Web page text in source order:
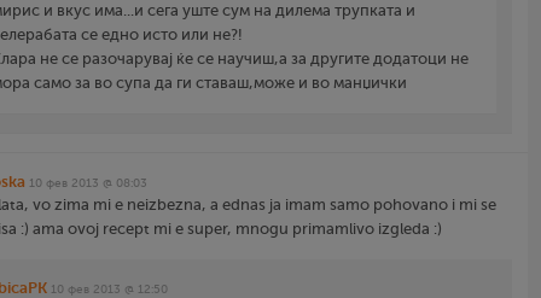
и вкус има...и сега уште сум на дилема трупката и
се едно исто или не?!
не се разочарувај ќе се научиш,а за другите додатоци не
само за во супа да ги ставаш,може и во манџички
10 фев 2013 @ 08:03
vo zima mi e neizbezna, a ednas ja imam samo pohovano i mi se
:) ama ovoj recept mi e super, mnogu primamlivo izgleda :)
10 фев 2013 @ 12:50